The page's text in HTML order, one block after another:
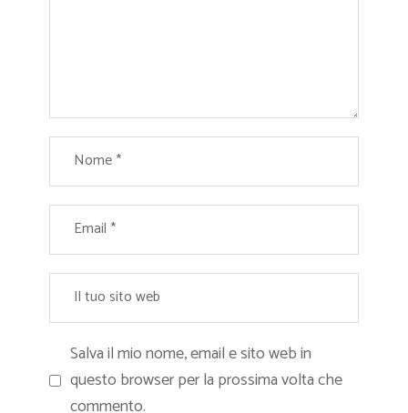
Salva il mio nome, email e sito web in
questo browser per la prossima volta che
commento.